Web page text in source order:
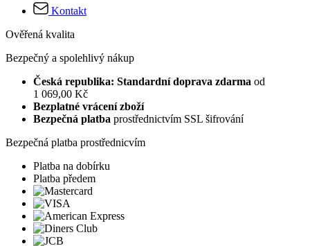
Kontakt
Ověřená kvalita
Bezpečný a spolehlivý nákup
Česká republika: Standardní doprava zdarma od
1 069,00 Kč
Bezplatné vrácení zboží
Bezpečná platba prostřednictvím SSL šifrování
Bezpečná platba prostřednicvím
Platba na dobírku
Platba předem